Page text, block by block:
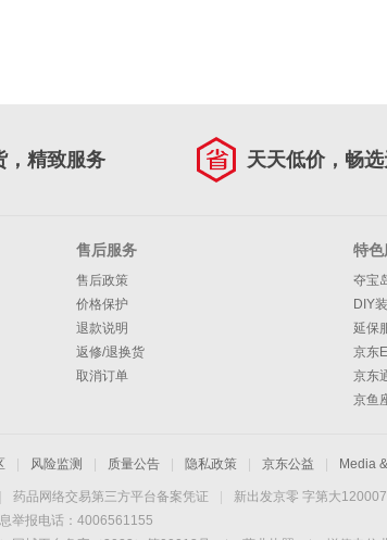
，精致服务 天天低价，畅
售后服务
售后政策
价格保护
退款说明
返修/退换货
取消订单
特色
夺宝
DIY
延保
京东
京东
京鱼
风险监测 质量公告 隐私政策 京东公益 Media
药品网络交易第三方平台备案凭证
新出发京零 字第大
举报电话：4006561155